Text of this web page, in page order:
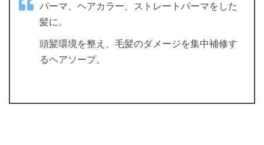
パーマ、ヘアカラー、ストレートパーマをした
髪に。
頭髪環境を整え、毛髪のダメージを集中補修す
るヘアソープ。